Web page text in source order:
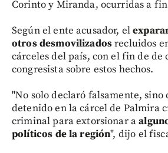
Corinto y Miranda, ocurridas a
Según el ente acusador, el
otros desmovilizadosrecluidos
cárceles del país, con el fin de
congresista sobre estos hechos.
"No solo declaró falsamente, sino
detenido en la cárcel de Palmira
criminal para extorsionar a
políticos de la región", dijo el